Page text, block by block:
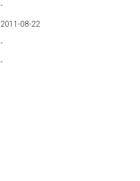
-
2011-08-22
-
-